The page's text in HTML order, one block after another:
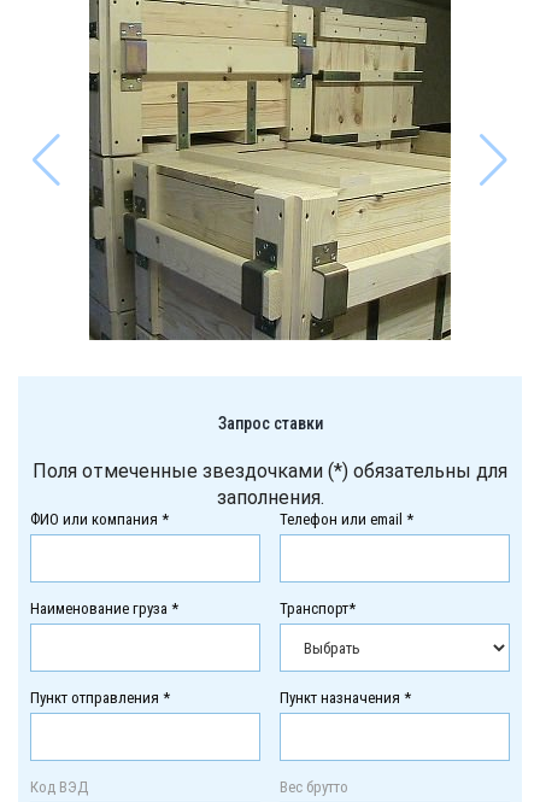
Запрос ставки
Поля отмеченные звездочками (*) обязательны для
заполнения.
ФИО или компания * Телефон или email *
Наименование груза * Транспорт*
Пункт отправления * Пункт назначения *
Код ВЭД Вес брутто